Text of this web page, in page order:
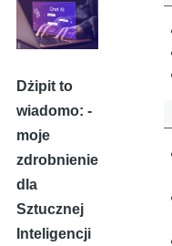
Dżipit to
wiadomo: -
moje
zdrobnienie
dla
Sztucznej
Inteligencji